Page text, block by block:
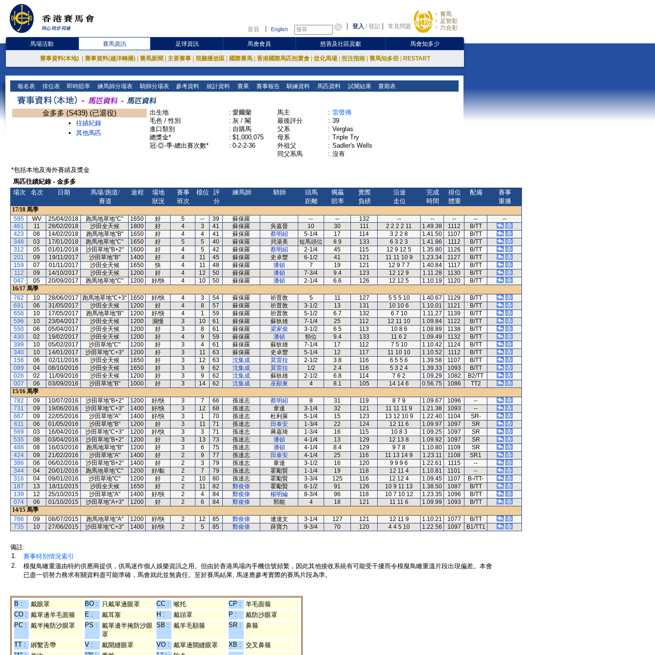
首頁 English 登入 /登記 常見問題
賽馬
足智彩
六合彩
馬場活動 賽馬資訊 足球資訊 馬會會員 慈善及社區貢獻 馬會知多少
賽事資料(本地) 賽事資料(越洋轉播) 賽馬新聞 主要賽事 視聽播放區 國際賽馬 香港國際馬匹拍賣會 從化馬場 投注指南 賽馬知多些 RESTART
報名表 排位表 即時賠率 練馬師分場表 騎師分場表 參考資料 統計資料 賽果 賽事報告 騎練資料 馬匹資料 試閘結果 賽期表
金多多 (S439) (已退役)
往績紀錄
其他馬匹
出生地 : 愛爾蘭
毛色 / 性別
: 灰 / 閹
進口類別
: 自購馬
總獎金*
: $1,000,075
冠-亞-季-總出賽次數*
: 0-2-2-36
馬主 : 雷聲傳
最後評分
: 39
父系
: Verglas
母系
: Triple Try
外祖父
: Sadler's Wells
同父系馬
: 沒有
*包括本地及海外賽績及獎金
馬匹往績紀錄 - 金多多
場次
名次 日期
馬場/跑道/
賽道
途程
場地
狀況
賽事
班次
檔位
評
分
練馬師 騎師
頭馬
距離
獨贏
賠率
實際
負磅
沿途
走位
完成
時間
排位
體重
配備
賽事
重播
17/18 馬季
595
WV 25/04/2018 跑馬地草地"C" 1650 好 5 -- 39 蘇保羅 -- -- 132 -- -- -- --
--
461
11 28/02/2018 沙田全天候 1800 好 4 3 41 蘇保羅 吳嘉晉 10 30 111 2 2 2 2 11 1.49.38 1112
B/TT
423
08 14/02/2018 跑馬地草地"B" 1650 好 4 4 41 蘇保羅 蔡明紹 5-1/4 17 114 3 2 2 8 1.41.50 1107
B/TT
348
03 17/01/2018 跑馬地草地"C" 1650 好 5 5 40 蘇保羅 貝湯美 短馬頭位 8.9 133 6 3 2 3 1.41.86 1112
B/TT
312
05 01/01/2018 沙田草地"B+2" 1600 好 4 5 42 蘇保羅 蔡明紹 2-1/4 45 115 12 9 12 5 1.35.80 1126
B/TT
201
09 19/11/2017 沙田草地"B" 1400 好 4 11 45 蘇保羅 史卓豐 6-1/2 41 121 11 11 10 9 1.23.34 1127
B/TT
159
07 01/11/2017 沙田全天候 1650 快 4 11 48 蘇保羅 潘頓 7 19 121 12 9 7 7 1.40.84 1117
B/TT
112
09 14/10/2017 沙田全天候 1200 好 4 12 50 蘇保羅 潘頓 7-3/4 9.4 123 12 12 9 1.11.28 1130
B/TT
047
05 20/09/2017 跑馬地草地"C" 1200 好/快 4 10 50 蘇保羅 潘頓 2-1/4 6.6 126 12 12 5 1.10.19 1120
B/TT
16/17 馬季
762
10 28/06/2017 跑馬地草地"C+3" 1650 好/快 4 3 54 蘇保羅 祈普敦 5 11 127 5 5 5 10 1.40.67 1129
B/TT
691
06 31/05/2017 沙田全天候 1200 好 4 8 57 蘇保羅 祈普敦 3-1/2 13 131 10 10 6 1.10.01 1121
B/TT
658
10 17/05/2017 跑馬地草地"B" 1200 好/快 4 1 59 蘇保羅 祈普敦 5-1/2 6.7 132 6 7 10 1.11.27 1139
B/TT
596
10 23/04/2017 沙田全天候 1200 濕慢 3 10 61 蘇保羅 蘇狄雄 7-1/4 25 112 12 11 10 1.09.84 1122
B/TT
550
06 05/04/2017 沙田全天候 1200 好 3 8 61 蘇保羅 梁家俊 3-1/2 6.5 113 10 8 6 1.08.89 1138
B/TT
430
02 19/02/2017 沙田全天候 1200 好 4 9 59 蘇保羅 潘頓 頸位 9.4 133 11 6 2 1.09.49 1132
B/TT
399
10 05/02/2017 沙田草地"C" 1200 好 3 4 61 蘇保羅 蘇狄雄 7-1/4 17 112 7 5 10 1.10.42 1124
B/TT
340
10 14/01/2017 沙田草地"C+3" 1200 好 3 11 63 蘇保羅 史卓豐 5-1/4 12 117 11 10 10 1.10.52 1112
B/TT
156
06 02/11/2016 沙田全天候 1650 好 3 12 63 沈集成 莫雷拉 2-1/2 3.8 116 6 5 5 6 1.39.58 1107
B/TT
089
04 08/10/2016 沙田全天候 1650 好 3 9 62 沈集成 莫雷拉 1/2 2.4 116 5 3 2 4 1.39.33 1093
B/TT
026
02 11/09/2016 沙田全天候 1200 好 3 9 62 沈集成 蘇狄雄 2-1/2 6.8 114 7 6 2 1.09.29 1082
B2/TT
007
06 03/09/2016 沙田草地"B" 1000 好 3 14 62 沈集成 巫顯東 4 8.1 105 14 14 6 0.56.75 1086
TT2
15/16 馬季
782
09 10/07/2016 沙田草地"B+2" 1200 好/快 3 7 66 孫達志 蔡明紹 8 31 119 8 7 9 1.09.67 1096
--
731
09 19/06/2016 沙田草地"C+3" 1400 好/快 3 12 68 孫達志 韋達 3-1/4 32 121 11 11 11 9 1.21.38 1093
--
667
09 22/05/2016 沙田草地"A" 1400 好/快 3 1 70 孫達志 杜利萊 5-1/4 15 123 13 12 10 9 1.22.40 1104
SR-
611
06 01/05/2016 沙田草地"B" 1200 好 3 11 71 孫達志 田泰安 1-3/4 22 124 12 11 6 1.09.97 1097
SR
569
03 16/04/2016 沙田草地"C+3" 1200 好/快 3 3 71 孫達志 蔣嘉琦 1-3/4 16 115 10 8 3 1.09.25 1097
SR
535
08 03/04/2016 沙田草地"B+2" 1200 好 3 13 73 孫達志 潘頓 4-1/4 13 129 12 13 8 1.09.92 1097
SR
488
08 16/03/2016 跑馬地草地"B" 1200 好 3 6 75 孫達志 潘頓 4-1/4 8.4 129 9 7 8 1.10.80 1109
SR
424
09 21/02/2016 沙田草地"A" 1400 好 2 9 77 孫達志 田泰安 4-1/4 25 116 11 13 14 9 1.23.11 1108
SR1
386
06 06/02/2016 沙田草地"B+2" 1400 好 2 3 79 孫達志 韋達 3-1/2 16 120 9 9 9 6 1.22.61 1115
--
344
04 20/01/2016 跑馬地草地"C" 1200 好/黏 2 7 79 孫達志 霍勵賢 1-1/4 19 118 12 11 4 1.10.81 1101
--
316
04 09/01/2016 沙田草地"C" 1200 好 2 10 80 孫達志 霍勵賢 3-3/4 125 116 12 12 4 1.09.45 1107
B-/TT-
187
13 18/11/2015 沙田全天候 1650 好 2 11 82 鄭俊偉 霍勵賢 8-1/2 91 126 10 9 11 13 1.38.50 1087
B/TT
139
12 25/10/2015 沙田草地"A" 1400 好/快 2 4 84 鄭俊偉 楊明綸 8-3/4 96 118 10 7 10 12 1.23.35 1096
B/TT
074
06 01/10/2015 沙田草地"A+3" 1200 好 2 6 84 鄭俊偉 郭能 4 18 121 11 11 6 1.09.99 1093
B/TT
14/15 馬季
766
09 08/07/2015 跑馬地草地"A" 1200 好/快 2 12 85 鄭俊偉 連達文 3-1/4 127 121 12 11 9 1.10.21 1077
B/TT
735
10 27/06/2015 沙田草地"C+3" 1400 好/快 2 5 85 鄭俊偉 薛寶力 9-3/4 70 120 4 4 5 10 1.22.56 1097 B1/TT1
備註:
1.
賽事特別情況索引
2.
模擬鳥瞰重溫由特約供應商提供，供馬迷作個人娛樂資訊之用。但由於香港馬場內手機信號頻繁，因此其他接收系統有可能受干擾而令模擬鳥瞰重溫片段出現偏差。本會
已盡一切努力務求有關資料盡可能準確，馬會就此並無責任。至於賽馬結果, 馬迷應參考實際的賽馬片段為準。
B : 戴眼罩 BO : 只戴單邊眼罩 CC : 喉托 CP :
羊毛面箍
CO : 戴單邊羊毛面箍 E : 戴耳塞 H : 戴頭罩 P :
戴防沙眼罩
PC : 戴半掩防沙眼罩 PS :
戴單邊半掩防沙眼
罩
SB : 戴羊毛額箍 SR : 鼻箍
TT : 綁繫舌帶 V : 戴開縫眼罩 VO : 戴單邊開縫眼罩 XB :
交叉鼻箍